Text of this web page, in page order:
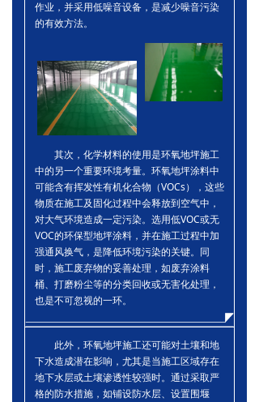
服务流程
作业，并采用低噪音设备，是减少噪音污染
的有效方法。
其次，化学材料的使用是环氧地坪施工
中的另一个重要环境考量。环氧地坪涂料中
可能含有挥发性有机化合物（VOCs），这些
物质在施工及固化过程中会释放到空气中，
对大气环境造成一定污染。选用低VOC或无
VOC的环保型地坪涂料，并在施工过程中加
强通风换气，是降低环境污染的关键。同
时，施工废弃物的妥善处理，如废弃涂料
桶、打磨粉尘等的分类回收或无害化处理，
也是不可忽视的一环。
此外，环氧地坪施工还可能对土壤和地
下水造成潜在影响，尤其是当施工区域存在
地下水层或土壤渗透性较强时。通过采取严
格的防水措施，如铺设防水层、设置围堰